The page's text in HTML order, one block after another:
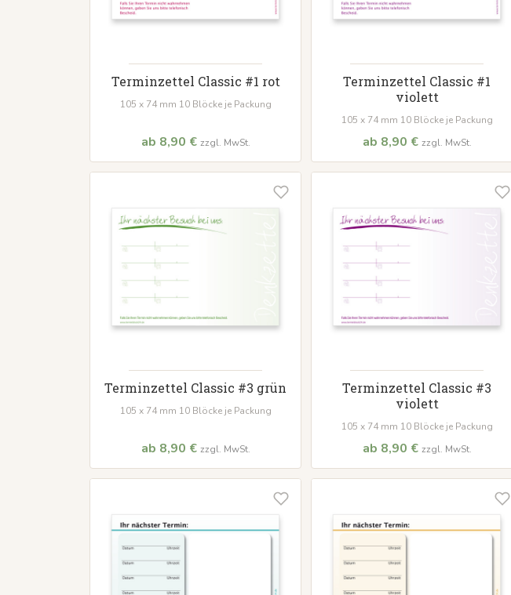
Terminzettel Classic #1 rot
105 x 74 mm 10 Blöcke je Packung
ab 8,90 € zzgl. MwSt.
Terminzettel Classic #1
violett
105 x 74 mm 10 Blöcke je Packung
ab 8,90 € zzgl. MwSt.
Terminzettel Classic #3 grün
105 x 74 mm 10 Blöcke je Packung
ab 8,90 € zzgl. MwSt.
Terminzettel Classic #3
violett
105 x 74 mm 10 Blöcke je Packung
ab 8,90 € zzgl. MwSt.